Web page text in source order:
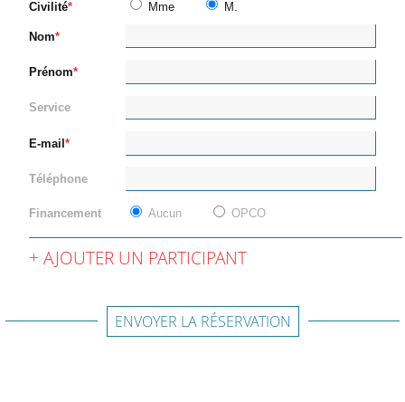
Civilité Mme M.
Nom
Prénom
Service
E-mail
Téléphone
Financement Aucun OPCO
AJOUTER UN PARTICIPANT
ENVOYER LA RÉSERVATION